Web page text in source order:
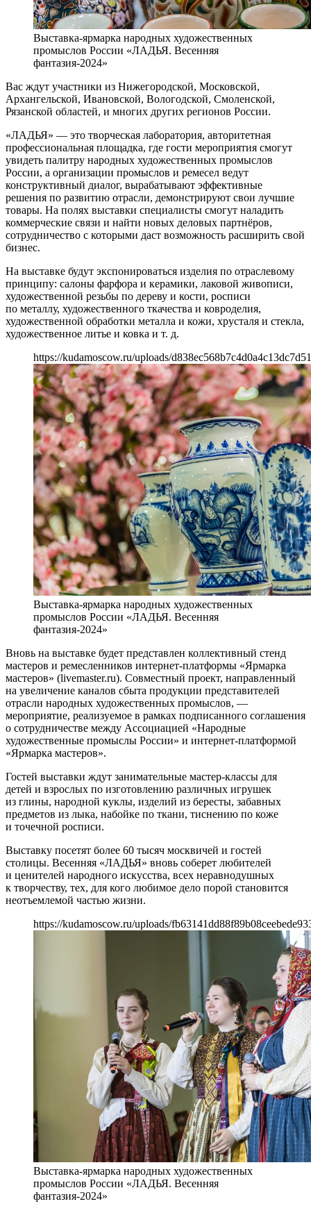
Выставка-ярмарка народных художественных
промыслов России «ЛАДЬЯ. Весенняя
фантазия-2024»
Вас ждут участники из Нижегородской, Московской,
Архангельской, Ивановской, Вологодской, Смоленской,
Рязанской областей, и многих других регионов России.
«ЛАДЬЯ» — это творческая лаборатория, авторитетная
профессиональная площадка, где гости мероприятия смогут
увидеть палитру народных художественных промыслов
России, а организации промыслов и ремесел ведут
конструктивный диалог, вырабатывают эффективные
решения по развитию отрасли, демонстрируют свои лучшие
товары. На полях выставки специалисты смогут наладить
коммерческие связи и найти новых деловых партнёров,
сотрудничество с которыми даст возможность расширить свой
бизнес.
На выставке будут экспонироваться изделия по отраслевому
принципу: салоны фарфора и керамики, лаковой живописи,
художественной резьбы по дереву и кости, росписи
по металлу, художественного ткачества и ковроделия,
художественной обработки металла и кожи, хрусталя и стекла,
художественное литье и ковка и т. д.
https://kudamoscow.ru/uploads/
Выставка-ярмарка народных художественных
промыслов России «ЛАДЬЯ. Весенняя
фантазия-2024»
Вновь на выставке будет представлен коллективный стенд
мастеров и ремесленников интернет-платформы «Ярмарка
мастеров» (livemaster.ru). Совместный проект, направленный
на увеличение каналов сбыта продукции представителей
отрасли народных художественных промыслов, —
мероприятие, реализуемое в рамках подписанного соглашения
о сотрудничестве между Ассоциацией «Народные
художественные промыслы России» и интернет-платформой
«Ярмарка мастеров».
Гостей выставки ждут занимательные мастер-классы для
детей и взрослых по изготовлению различных игрушек
из глины, народной куклы, изделий из бересты, забавных
предметов из лыка, набойке по ткани, тиснению по коже
и точечной росписи.
Выставку посетят более 60 тысяч москвичей и гостей
столицы. Весенняя «ЛАДЬЯ» вновь соберет любителей
и ценителей народного искусства, всех неравнодушных
к творчеству, тех, для кого любимое дело порой становится
неотъемлемой частью жизни.
https://kudamoscow.ru/uploads/
Выставка-ярмарка народных художественных
промыслов России «ЛАДЬЯ. Весенняя
фантазия-2024»